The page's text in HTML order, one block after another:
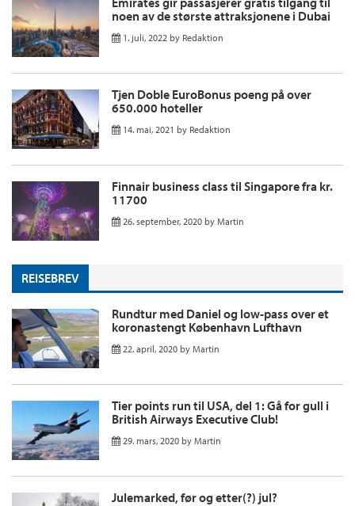
noen av de største attraksjonene i Dubai
1. juli, 2022 by Redaktion
Tjen Doble EuroBonus poeng på over
650.000 hoteller
14. mai, 2021 by Redaktion
Finnair business class til Singapore fra kr.
11700
26. september, 2020 by Martin
REISEBREV
Rundtur med Daniel og low-pass over et
koronastengt København Lufthavn
22. april, 2020 by Martin
Tier points run til USA, del 1: Gå for gull i
British Airways Executive Club!
29. mars, 2020 by Martin
Julemarked, før og etter(?) jul?